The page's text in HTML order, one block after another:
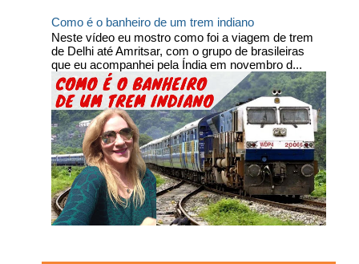
Como é o banheiro de um trem indiano
Neste vídeo eu mostro como foi a viagem de trem
de Delhi até Amritsar, com o grupo de brasileiras
que eu acompanhei pela Índia em novembro d...